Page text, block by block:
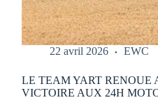
22 avril 2026 EWC
LE TEAM YART RENOUE
VICTOIRE AUX 24H